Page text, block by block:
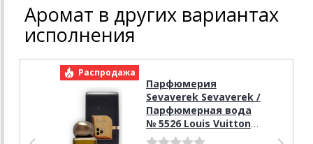
Аромат в других вариантах
исполнения
Распродажа
Парфюмерия
Sevaverek Sevaverek /
Парфюмерная вода
№ 5526 Louis Vuitton
Ombre Nomade, 50 мл.